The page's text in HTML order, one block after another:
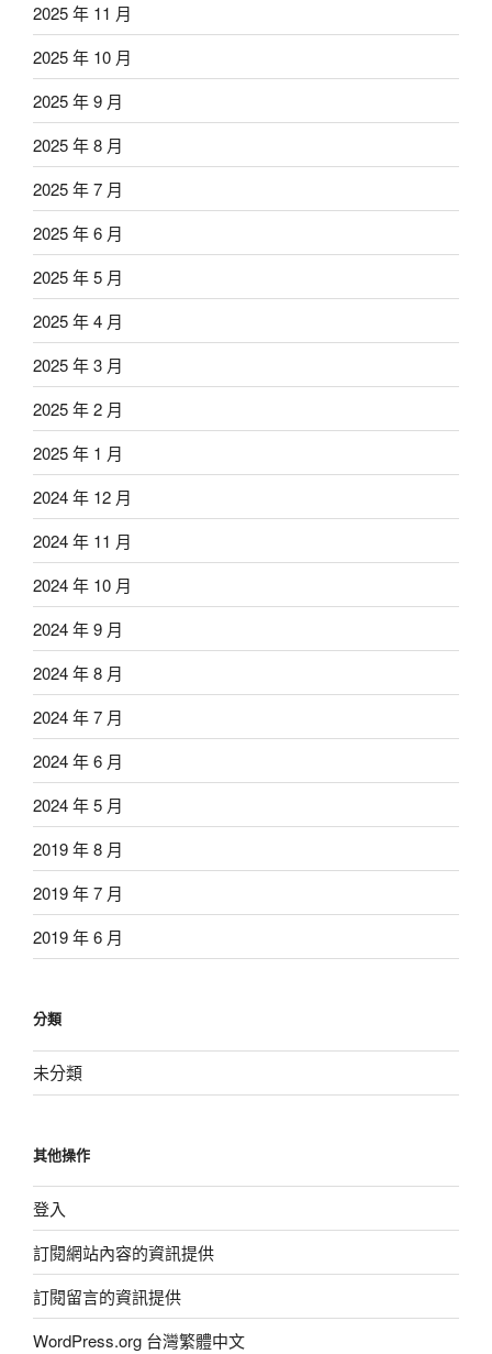
2025 年 11 月
2025 年 10 月
2025 年 9 月
2025 年 8 月
2025 年 7 月
2025 年 6 月
2025 年 5 月
2025 年 4 月
2025 年 3 月
2025 年 2 月
2025 年 1 月
2024 年 12 月
2024 年 11 月
2024 年 10 月
2024 年 9 月
2024 年 8 月
2024 年 7 月
2024 年 6 月
2024 年 5 月
2019 年 8 月
2019 年 7 月
2019 年 6 月
分類
未分類
其他操作
登入
訂閱網站內容的資訊提供
訂閱留言的資訊提供
WordPress.org 台灣繁體中文